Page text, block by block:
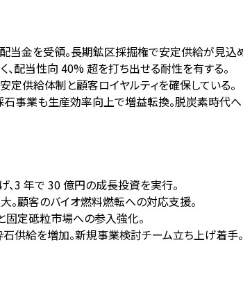
当金を受領。長期鉱区採掘権で安定供給が見込
配当性向 40% 超を打ち出せる耐性を有する。
供給体制と顧客ロイヤルティを確保している。
事業も生産効率向上で増益転換。脱炭素時代へ
3 年で 30 億円の成長投資を実行。
顧客のバイオ燃料燃転への対応支援。
定砥粒市場への参入強化。
供給を増加。新規事業検討チーム立ち上げ着手。